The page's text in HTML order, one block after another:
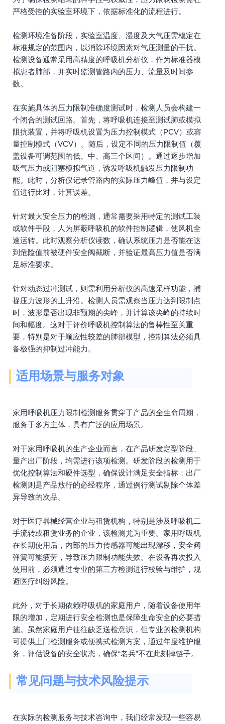
严格受控的实验室环境下，依据标准化的流程进行。
检测环境准备阶段，实验室温度、湿度及大气压需稳定在
标准规定的范围内，以消除环境因素对气压测量的干扰。
检测设备通常采用高精度的呼吸机分析仪，作为标准器模
拟患者肺部，并实时监测管路内的压力、流量及时间参
数。
在实施具体的压力限制准确度测试时，检测人员会构建一
个闭合的测试回路。首先，将呼吸机连接至测试肺或模拟
阻抗装置，并将呼吸机设置为压力控制模式（PCV）或容
量控制模式（VCV）。随后，设定不同的压力限制值（覆
盖设备可调范围的低、中、高三个区间）。通过逐步增加
吸气压力或阻塞模拟气道，诱发呼吸机触发压力限制功
能。此时，分析仪记录管路内的实际压力峰值，并与设定
值进行比对，计算误差。
针对最大安全压力的检测，通常需要采用特定的测试工装
或软件手段，人为屏蔽呼吸机的软件控制逻辑，使风机全
速运转。此时观察分析仪读数，确认系统压力是否能在达
到危险值前被硬件安全阀截断，并验证最高压力值是否满
足标准要求。
针对动态过冲测试，则需利用分析仪的高速采样功能，捕
捉压力波形的上升沿。检测人员需观察当压力达到限制点
时，波形是否出现非预期的尖峰，并计算该尖峰的持续时
间和幅度。这对于评价呼吸机控制算法的鲁棒性至关重
要，特别是对于顺应性较差的肺部模型，控制算法必须具
备极强的抑制过冲能力。
适用场景与服务对象
家用呼吸机压力限制检测服务贯穿于产品的全生命周期，
服务于多方主体，具有广泛的应用场景。
对于家用呼吸机的生产企业而言，在产品研发定型阶段、
量产出厂阶段，均需进行该项检测。研发阶段的检测用于
优化控制算法和硬件选型，确保设计满足安全指标；出厂
检测则是产品放行的必经程序，通过例行测试剔除个体差
异导致的次品。
对于医疗器械经营企业与租赁机构，特别是涉及呼吸机二
手流转或租赁业务的企业，该检测尤为重要。家用呼吸机
在长期使用后，内部的压力传感器可能出现漂移，安全阀
弹簧可能疲劳，导致压力限制功能失效。在设备再次投入
使用前，必须通过专业的第三方检测进行校验与维护，规
避医疗纠纷风险。
此外，对于长期依赖呼吸机的家庭用户，随着设备使用年
限的增加，定期进行安全检测也是保障生命安全的必要措
施。虽然家庭用户往往缺乏送检意识，但专业的检测机构
可提供上门检测服务或便携式检测方案，通过年度维护服
务，评估设备的安全状态，确保“老兵”不在此刻掉链子。
常见问题与技术风险提示
在实际的检测服务与技术咨询中，我们经常发现一些容易